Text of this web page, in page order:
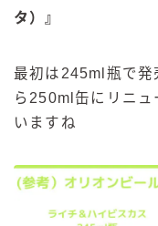
タ）』
最初は245ml瓶で
ら250ml缶にリニュ
いますね